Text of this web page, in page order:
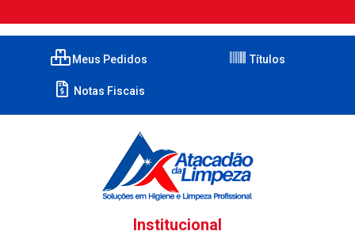
Meus Pedidos Títulos
Notas Fiscais
Institucional